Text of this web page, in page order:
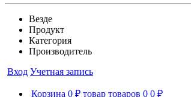
Везде
Продукт
Категория
Производитель
Вход Учетная запись
Корзина 0 ₽ товар товаров 0 0 ₽